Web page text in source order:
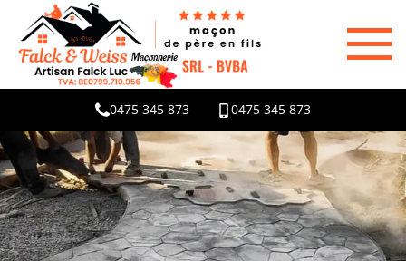
0475 345 873 0475 345 873